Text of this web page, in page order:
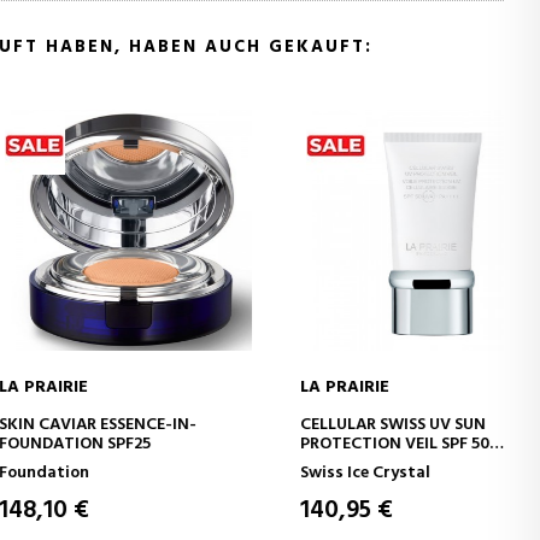
HABEN, HABEN AUCH GEKAUFT:
IN DEN WARENKORB
ESSENCE-IN-
SPF25
€
IN DEN WARENKORB
LA PRAIRIE
CELLULAR SWISS UV SUN
PROTECTION VEIL SPF 50
FEUCHTIGKEITSCREME MIT
SONNENSCHUTZ
Swiss Ice Crystal
140,95 €